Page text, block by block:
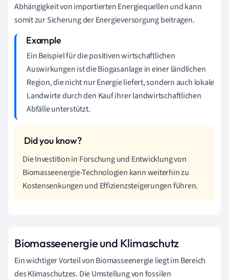
Abhängigkeit von importierten Energiequellen und kann
somit zur Sicherung der Energieversorgung beitragen.
Ein Beispiel für die positiven wirtschaftlichen
Auswirkungen ist die Biogasanlage in einer ländlichen
Region, die nicht nur Energie liefert, sondern auch lokale
Landwirte durch den Kauf ihrer landwirtschaftlichen
Abfälle unterstützt.
Die Investition in Forschung und Entwicklung von
Biomasseenergie-Technologien kann weiterhin zu
Kostensenkungen und Effizienzsteigerungen führen.
Biomasseenergie und Klimaschutz
Ein wichtiger Vorteil von Biomasseenergie liegt im Bereich
des Klimaschutzes. Die Umstellung von fossilen